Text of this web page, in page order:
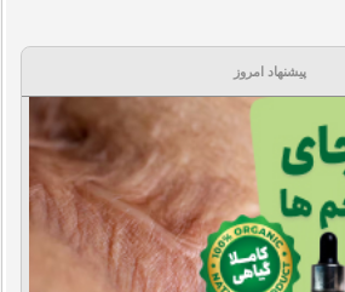
پیشنهاد امروز